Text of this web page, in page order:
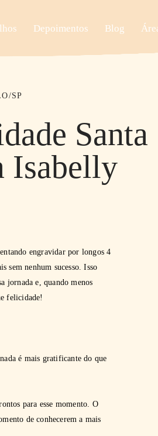
Depoimentos Blog
SP
Santa
Isabelly
engravidar por longos 4
sem nenhum sucesso. Isso
jornada e, quando menos
felicidade!
é mais gratificante do que
para esse momento. O
de conhecerem a mais